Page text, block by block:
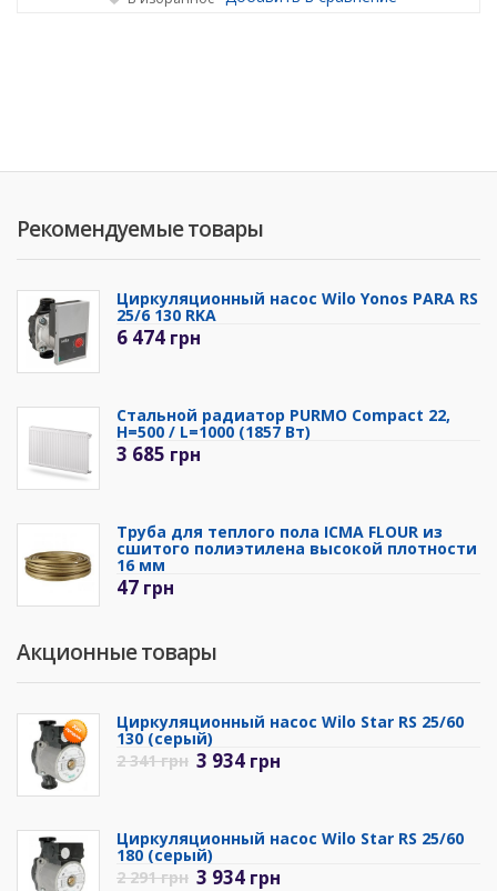
Рекомендуемые товары
Циркуляционный насос Wilo Yonos PARA RS
25/6 130 RKA
6 474 грн
Стальной радиатор PURMO Compact 22,
H=500 / L=1000 (1857 Вт)
3 685 грн
Труба для теплого пола ICMA FLOUR из
сшитого полиэтилена высокой плотности
16 мм
47 грн
Акционные товары
Циркуляционный насос Wilo Star RS 25/60
130 (серый)
2 341грн 3 934 грн
Циркуляционный насос Wilo Star RS 25/60
180 (серый)
2 291грн 3 934 грн